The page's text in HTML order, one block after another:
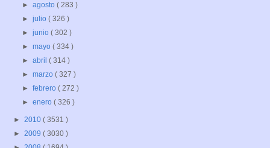
►agosto( 283 )
►julio( 326 )
►junio( 302 )
►mayo( 334 )
►abril( 314 )
►marzo( 327 )
►febrero( 272 )
►enero( 326 )
► 2010 ( 3531 )
► 2009 ( 3030 )